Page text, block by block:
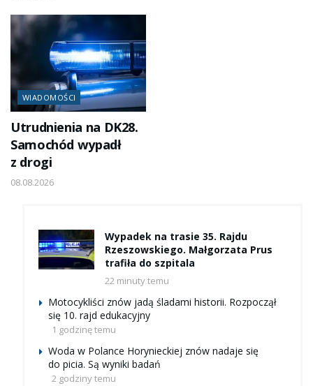
WIADOMOŚCI
Utrudnienia na DK28.
Samochód wypadł
z drogi
08.08.2026
Wypadek na trasie 35. Rajdu
Rzeszowskiego. Małgorzata Prus
trafiła do szpitala
22 minuty temu
Motocykliści znów jadą śladami historii. Rozpoczął
się 10. rajd edukacyjny
1 godzinę temu
Woda w Polance Horynieckiej znów nadaje się
do picia. Są wyniki badań
2 godziny temu